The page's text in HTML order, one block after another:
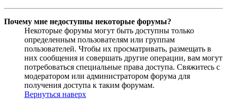
Почему мне недоступны некоторые форумы?
Некоторые форумы могут быть доступны только
определенным пользователям или группам
пользователей. Чтобы их просматривать, размещать в
них сообщения и совершать другие операции, вам могут
потребоваться специальные права доступа. Свяжитесь с
модератором или администратором форума для
получения доступа к таким форумам.
Вернуться наверх